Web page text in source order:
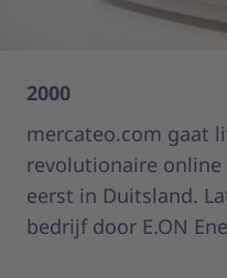
2000
mercateo.com gaat
revolutionaire
eerst in Duitsland.
bedrijf door E.ON